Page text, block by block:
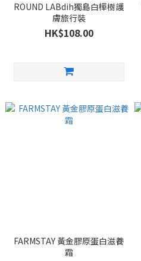
ROUND LABdih獨島白樺樹護
膚旅行裝
HK$108.00
FARMSTAY 黃金膠原蛋白滋養
霜